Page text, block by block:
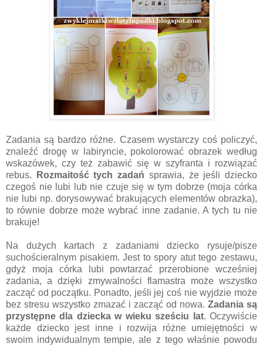
Zadania są bardzo różne. Czasem wystarczy coś policzyć,
znaleźć drogę w labiryncie, pokolorować obrazek według
wskazówek, czy też zabawić się w szyfranta i rozwiązać
rebus.
Rozmaitość tych zadań sprawia, że jeśli dziecko
czegoś nie lubi lub nie czuje się w tym dobrze (moja córka
nie lubi np. dorysowywać brakujących elementów obrazka),
to równie dobrze może wybrać inne zadanie. A tych tu nie
brakuje!
Na dużych kartach z zadaniami dziecko rysuje/pisze
suchościeralnym pisakiem. Jest to spory atut tego zestawu,
gdyż moja córka lubi powtarzać przerobione wcześniej
zadania, a dzięki zmywalności flamastra może wszystko
zacząć od początku. Ponadto, jeśli jej coś nie wyjdzie może
bez stresu wszystko zmazać i zacząć od nowa. Zadania są
przystępne dla dziecka w wieku sześciu lat. Oczywiście
każde dziecko jest inne i rozwija różne umiejętności w
swoim indywidualnym tempie, ale z tego właśnie powodu